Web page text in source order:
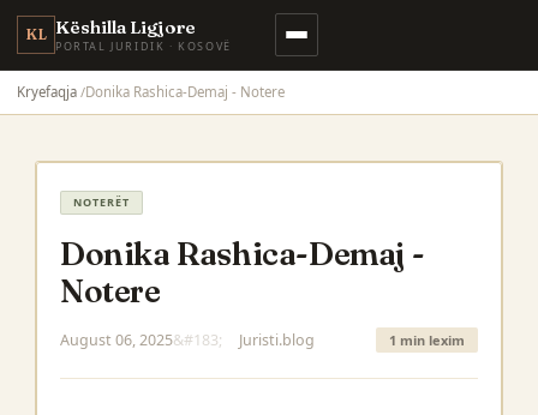
KL Këshilla Ligjore
PORTAL JURIDIK · KOSOVË
Kryefaqja Donika Rashica-Demaj - Notere
NOTERËT
Donika Rashica-Demaj -
Notere
August 06, 2025 Juristi.blog 1 min lexim